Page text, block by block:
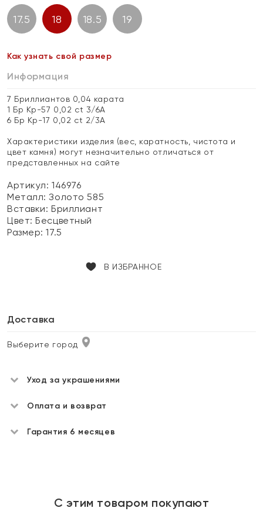
17.5 18 18.5 19
Как узнать свой размер
Информация
7 Бриллиантов 0,04 карата
1 Бр Кр-57 0,02 ct 3/6А
6 Бр Кр-17 0,02 ct 2/3А
Характеристики изделия (вес, каратность, чистота и
цвет камня) могут незначительно отличаться от
представленных на сайте
Артикул: 146976
Металл:Золото 585
Вставки:Бриллиант
Цвет:Бесцветный
Размер:17.5
В ИЗБРАННОЕ
Доставка
Выберите город
Уход за украшениями
Оплата и возврат
Гарантия 6 месяцев
С этим товаром покупают